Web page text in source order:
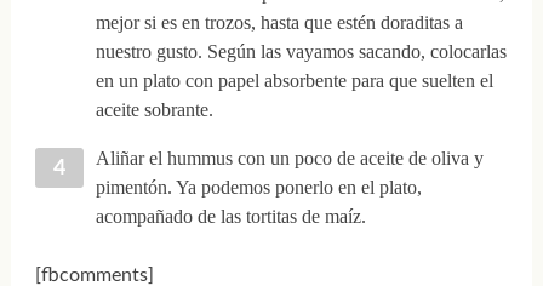
mejor si es en trozos, hasta que estén doraditas a
nuestro gusto. Según las vayamos sacando, colocarlas
en un plato con papel absorbente para que suelten el
aceite sobrante.
Aliñar el hummus con un poco de aceite de oliva y
pimentón. Ya podemos ponerlo en el plato,
acompañado de las tortitas de maíz.
[fbcomments]